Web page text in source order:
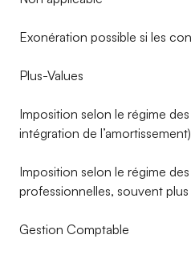
Exonération possible si les
Plus-Values
Imposition selon le régime
intégration de l’amortissement)
Imposition selon le régime
professionnelles, souvent
Gestion Comptable